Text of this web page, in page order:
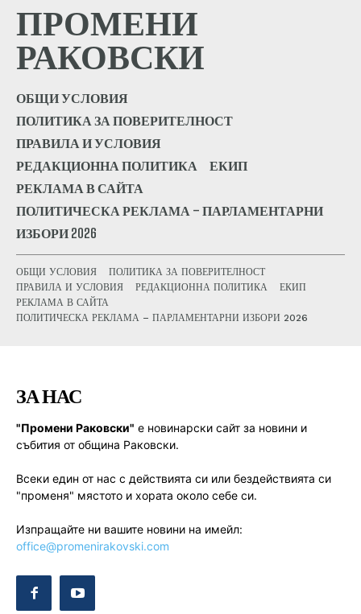
ПРОМЕНИ
РАКОВСКИ
ОБЩИ УСЛОВИЯ
ПОЛИТИКА ЗА ПОВЕРИТЕЛНОСТ
ПРАВИЛА И УСЛОВИЯ
РЕДАКЦИОННА ПОЛИТИКА
ЕКИП
РЕКЛАМА В САЙТА
ПОЛИТИЧЕСКА РЕКЛАМА – ПАРЛАМЕНТАРНИ
ИЗБОРИ 2026
ОБЩИ УСЛОВИЯ
ПОЛИТИКА ЗА ПОВЕРИТЕЛНОСТ
ПРАВИЛА И УСЛОВИЯ
РЕДАКЦИОННА ПОЛИТИКА
ЕКИП
РЕКЛАМА В САЙТА
ПОЛИТИЧЕСКА РЕКЛАМА – ПАРЛАМЕНТАРНИ ИЗБОРИ 2026
ЗА НАС
"Промени Раковски" е новинарски сайт за новини и
събития от община Раковски.
Всеки един от нас с действията си или бездействията си
"променя" мястото и хората около себе си.
Изпращайте ни вашите новини на имейл:
office@promenirakovski.com